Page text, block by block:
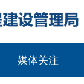
媒体关注